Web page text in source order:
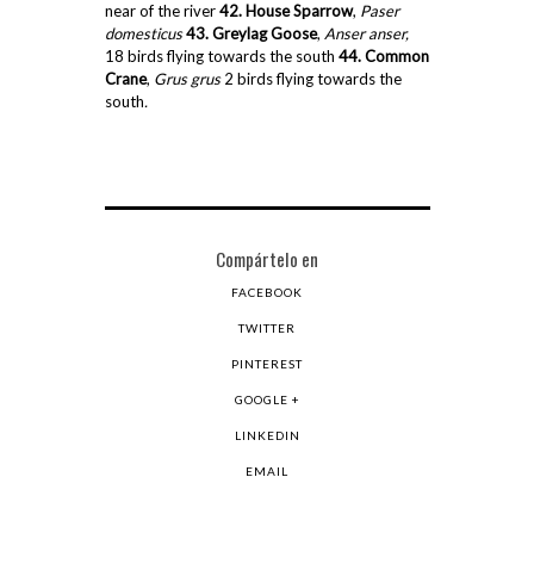
near of the river 42. House Sparrow, Paser
domesticus 43. Greylag Goose, Anser anser,
18 birds flying towards the south 44. Common
Crane, Grus grus2 birds flying towards the
south.
Compártelo en
FACEBOOK
TWITTER
PINTEREST
GOOGLE +
LINKEDIN
EMAIL